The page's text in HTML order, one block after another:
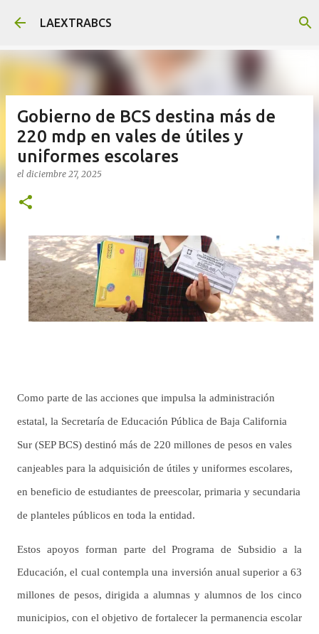
Ir al contenido principal
LAEXTRABCS
Gobierno de BCS destina más de
220 mdp en vales de útiles y
uniformes escolares
el diciembre 27, 2025
Como parte de las acciones que impulsa la administración
estatal, la Secretaría de Educación Pública de Baja California
Sur (SEP BCS) destinó más de 220 millones de pesos en vales
canjeables para la adquisición de útiles y uniformes escolares,
en beneficio de estudiantes de preescolar, primaria y secundaria
de planteles públicos en toda la entidad.
Estos apoyos forman parte del Programa de Subsidio a la
Educación, el cual contempla una inversión anual superior a 63
millones de pesos, dirigida a alumnas y alumnos de los cinco
municipios, con el objetivo de fortalecer la permanencia escolar